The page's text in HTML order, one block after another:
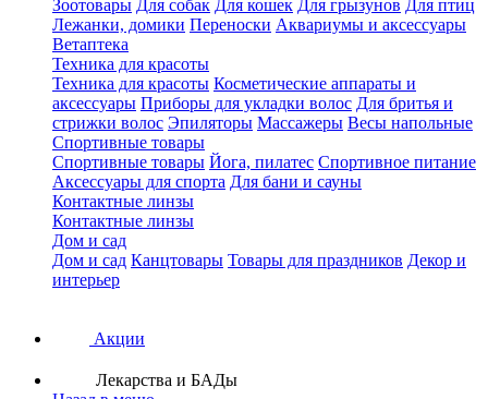
Зоотовары Для собак Для кошек Для грызунов Для птиц
Лежанки, домики Переноски Аквариумы и аксессуары
Ветаптека
Техника для красоты
Техника для красоты Косметические аппараты и
аксессуары Приборы для укладки волос Для бритья и
стрижки волос Эпиляторы Массажеры Весы напольные
Спортивные товары
Спортивные товары Йога, пилатес Спортивное питание
Аксессуары для спорта Для бани и сауны
Контактные линзы
Контактные линзы
Дом и сад
Дом и сад Канцтовары Товары для праздников Декор и
интерьер
Акции
Лекарства и БАДы